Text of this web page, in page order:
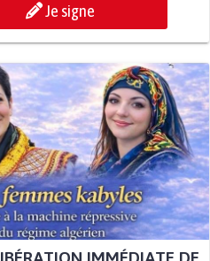
Je signe